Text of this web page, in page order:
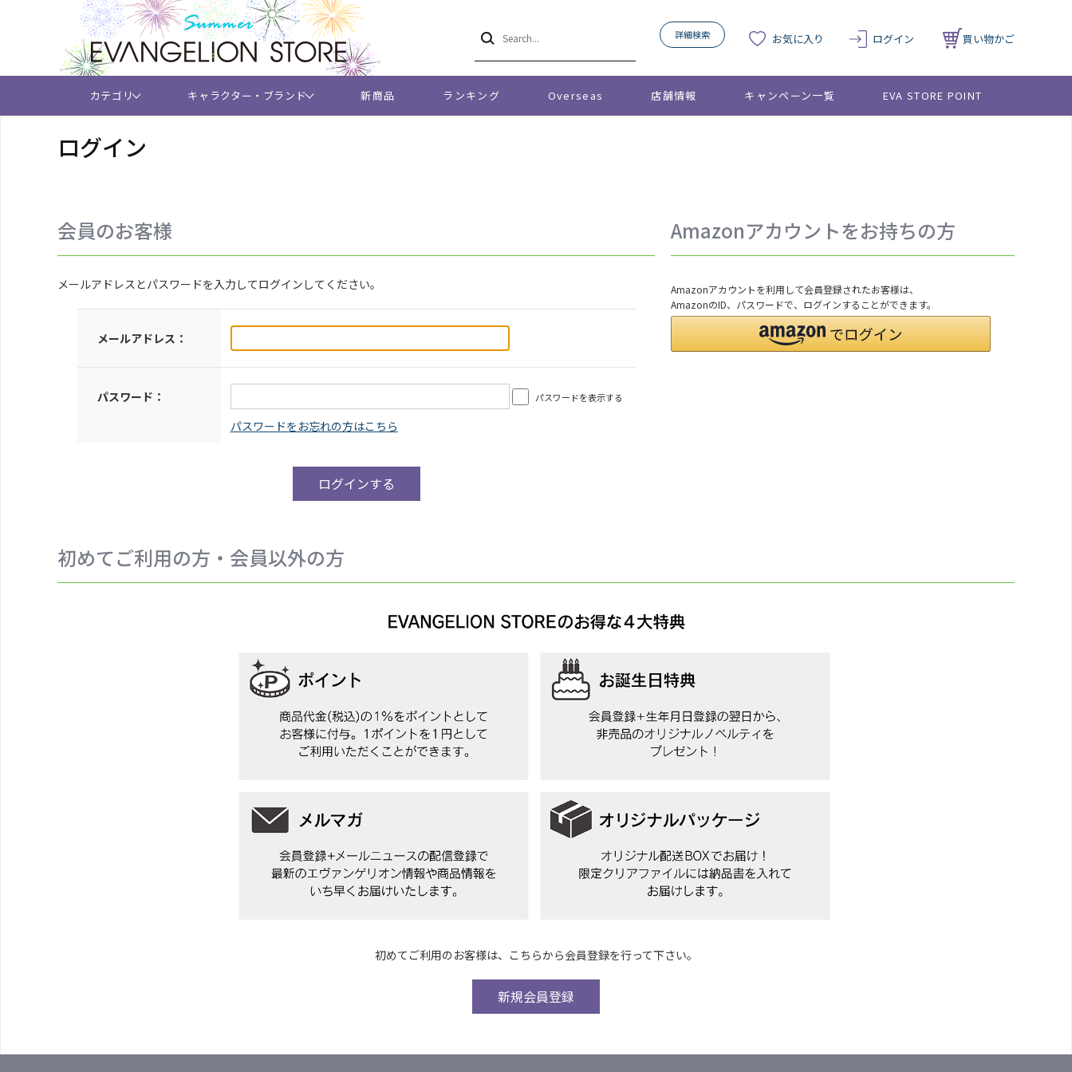
詳細検索 お気に入り ログイン 買い物かご
カテゴリ キャラクター・ブランド 新商品 ランキング Overseas 店舗情報 キャンペーン一覧 EVA STORE POINT
ログイン
会員のお客様
メールアドレスとパスワードを入力してログインしてください。
メールアドレス：
パスワード： パスワードを表示する
Amazonアカウントをお持ちの方
Amazonアカウントを利用して会員登録されたお客様は、
AmazonのID、パスワードで、ログインすることができます。
初めてご利用の方・会員以外の方